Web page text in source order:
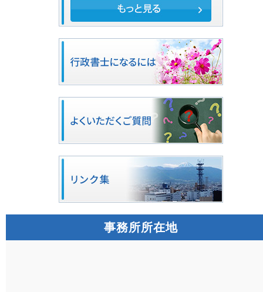
事務所所在地